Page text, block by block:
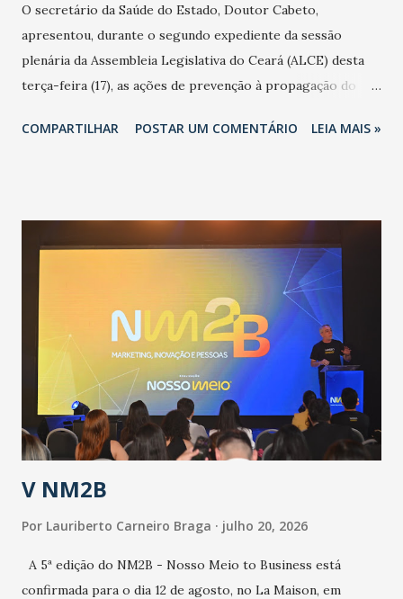
O secretário da Saúde do Estado, Doutor Cabeto,
apresentou, durante o segundo expediente da sessão
plenária da Assembleia Legislativa do Ceará (ALCE) desta
terça-feira (17), as ações de prevenção à propagação do
adotadas pelo Governo do Estado na contenção da
população suspeita e de cuidados com os ambientes
públicos e domiciliares. “Nós não estamos vivendo uma
epidemia comum, como temos em todos os anos, com
aumento de casos de dengue, influenza ou H1N1. Trata-se
de uma epidemia com um vírus diferente, com um poder de
contaminação maior que outros coronavírus”, apontou o
secretário. Segundo ele, é uma epidemia com chance de
contaminação alta, podendo gerar um grande risco à
população e ao sistema de saúde. “Precisamos saber fazer a
estratificação do risco da doença, para não so...
COMPARTILHAR POSTAR UM COMENTÁRIO LEIA MAIS »
V NM2B
Por Lauriberto Carneiro Braga julho 20, 2026
A 5ª edição do NM2B - Nosso Meio to Business está
confirmada para o dia 12 de agosto, no La Maison, em